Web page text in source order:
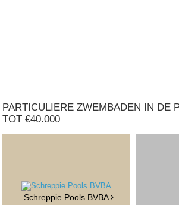
PARTICULIERE ZWEMBADEN IN DE
TOT €40.000
Schreppie Pools BVBA